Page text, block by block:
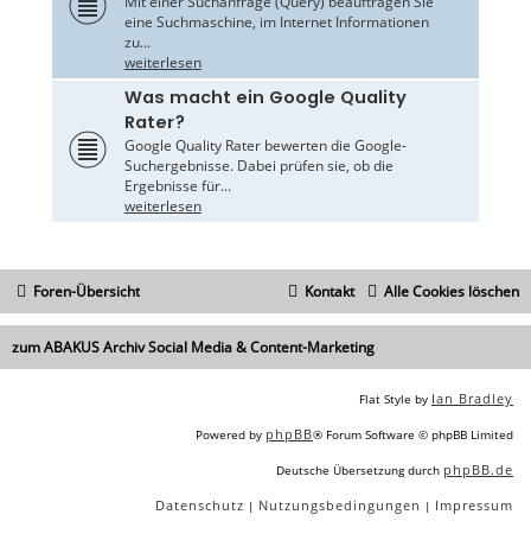
eine Suchmaschine, im Internet Informationen
zu...
weiterlesen
Was macht ein Google Quality
Rater?
Google Quality Rater bewerten die Google-
Suchergebnisse. Dabei prüfen sie, ob die
Ergebnisse für...
weiterlesen
Foren-Übersicht Alle Cookies löschen
Kontakt
zum ABAKUS Archiv Social Media & Content-Marketing
Flat Style by Ian Bradley
Powered by phpBB® Forum Software © phpBB Limited
Deutsche Übersetzung durch phpBB.de
Datenschutz | Nutzungsbedingungen | Impressum